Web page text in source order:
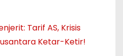
Tarif AS, Krisis
Ketar-Ketir!